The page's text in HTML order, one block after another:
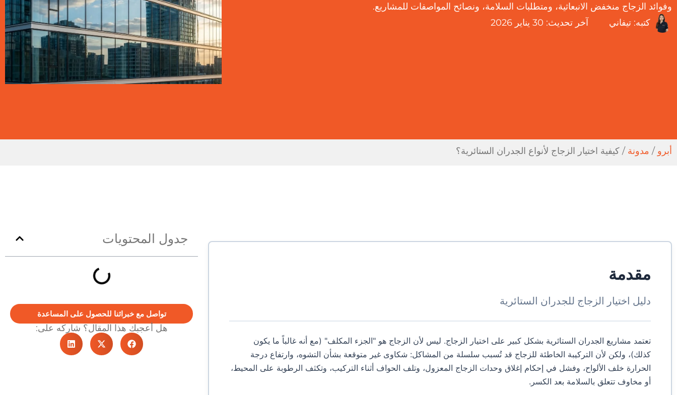
وفوائد الزجاج منخفض الانبعاثية، ومتطلبات السلامة، ونصائح المواصفات للمشاريع.
كتبه: تيفاني آخر تحديث: 30 يناير 2026
أبرو / مدونة / كيفية اختيار الزجاج لأنواع الجدران الستائرية؟
مقدمة
دليل اختيار الزجاج للجدران الستائرية
تعتمد مشاريع الجدران الستائرية بشكل كبير على اختيار الزجاج. ليس لأن الزجاج هو "الجزء المكلف" (مع أنه غالباً ما يكون
كذلك)، ولكن لأن التركيبة الخاطئة للزجاج قد تُسبب سلسلة من المشاكل: شكاوى غير متوقعة بشأن التشوه، وارتفاع درجة
الحرارة خلف الألواح، وفشل في إحكام إغلاق وحدات الزجاج المعزول، وتلف الحواف أثناء التركيب، وتكثف الرطوبة على المحيط،
أو مخاوف تتعلق بالسلامة بعد الكسر.
جدول المحتويات
تواصل مع خبرائنا للحصول على المساعدة
هل أعجبك هذا المقال؟ شاركه على: